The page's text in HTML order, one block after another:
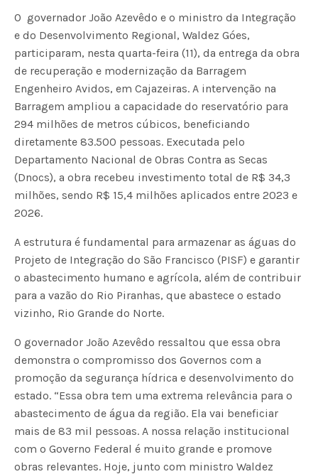
O governador João Azevêdo e o ministro da Integração
e do Desenvolvimento Regional, Waldez Góes,
participaram, nesta quarta-feira (11), da entrega da obra
de recuperação e modernização da Barragem
Engenheiro Avidos, em Cajazeiras. A intervenção na
Barragem ampliou a capacidade do reservatório para
294 milhões de metros cúbicos, beneficiando
diretamente 83.500 pessoas. Executada pelo
Departamento Nacional de Obras Contra as Secas
(Dnocs), a obra recebeu investimento total de R$ 34,3
milhões, sendo R$ 15,4 milhões aplicados entre 2023 e
2026.
A estrutura é fundamental para armazenar as águas do
Projeto de Integração do São Francisco (PISF) e garantir
o abastecimento humano e agrícola, além de contribuir
para a vazão do Rio Piranhas, que abastece o estado
vizinho, Rio Grande do Norte.
O governador João Azevêdo ressaltou que essa obra
demonstra o compromisso dos Governos com a
promoção da segurança hídrica e desenvolvimento do
estado. “Essa obra tem uma extrema relevância para o
abastecimento de água da região. Ela vai beneficiar
mais de 83 mil pessoas. A nossa relação institucional
com o Governo Federal é muito grande e promove
obras relevantes. Hoje, junto com ministro Waldez